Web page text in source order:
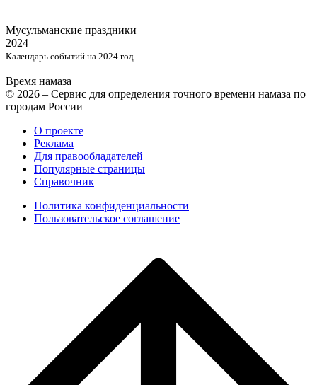
Мусульманские праздники
2024
Календарь событий на 2024 год
Время намаза
© 2026 – Сервис для определения точного времени намаза по
городам России
О проекте
Реклама
Для правообладателей
Популярные страницы
Справочник
Политика конфиденциальности
Пользовательское соглашение